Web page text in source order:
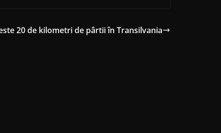
20 de kilometri de pârtii în Transilvania